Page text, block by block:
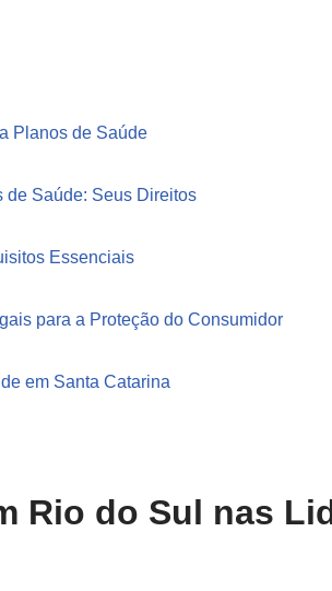
Planos de Saúde
de Saúde: Seus Direitos
Essenciais
para a Proteção do Consumidor
em Santa Catarina
Rio do Sul nas